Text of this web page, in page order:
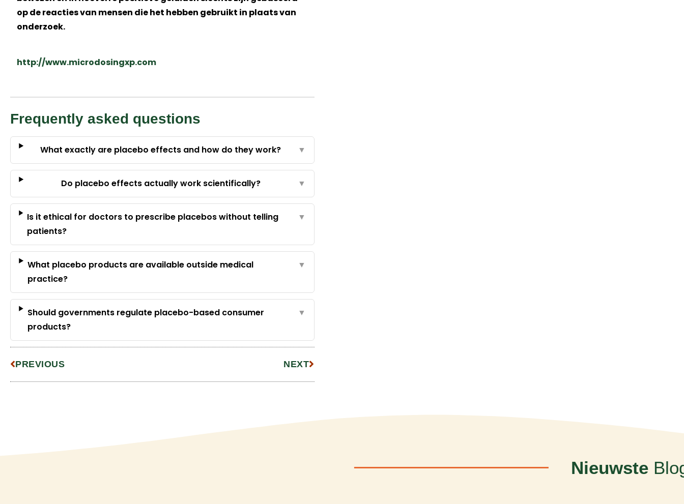
op de reacties van mensen die het hebben gebruikt in plaats van
onderzoek.
http://www.microdosingxp.com
Frequently asked questions
What exactly are placebo effects and how do they work? ▼
Do placebo effects actually work scientifically? ▼
Is it ethical for doctors to prescribe placebos without telling
patients?
▼
What placebo products are available outside medical
practice?
▼
Should governments regulate placebo-based consumer
products?
▼
PREVIOUS NEXT
Nieuwste